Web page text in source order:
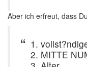
Aber ich erfreut, dass
1.
2. MITTE